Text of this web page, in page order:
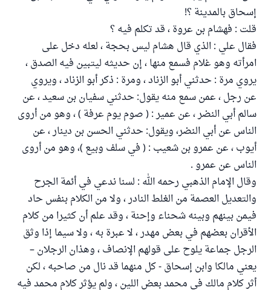
إسحاق بالمدينة ؟!
قلت : فهشام بن عروة ، قد تكلم فيه ؟
فقال علي : الذي قال هشام ليس بحجة ، لعله دخل على
امرأته وهو غلام فسمع منها ، إن حديثه ليتبين فيه الصدق ،
يروي مرة : حدثني أبو الزناد ، ومرة : ذكر أبو الزناد ، ويروي
عن رجل ، عمن سمع منه يقول: حدثني سفيان بن سعيد ، عن
سالم أبي النضر ، عن عمير : ( صوم يوم عرفة ) ، وهو من أروى
الناس عن أبي النضر، ويقول: حدثني الحسن بن دينار ، عن
أيوب ، عن عمرو بن شعيب : ( في سلف وبيع )، وهو من أروى
الناس عن عمرو .
وقال الإمام الذهبي رحمه الله : لسنا ندعي في أئمة الجرح
والتعديل العصمة من الغلط النادر ، ولا من الكلام بنفس حاد
فيمن بينهم وبينه شحناء وإحنة ، وقد علم أن كثيرا من كلام
الأقران بعضهم في بعض مهدر ، لا عبرة به ، ولا سيما إذا وثق
الرجل جماعة يلوح على قولهم الإنصاف ، وهذان الرجلان –
يعني مالكا وابن إسحاق - كل منهما قد نال من صاحبه ، لكن
أثر كلام مالك في محمد بعض اللين ، ولم يؤثر كلام محمد فيه